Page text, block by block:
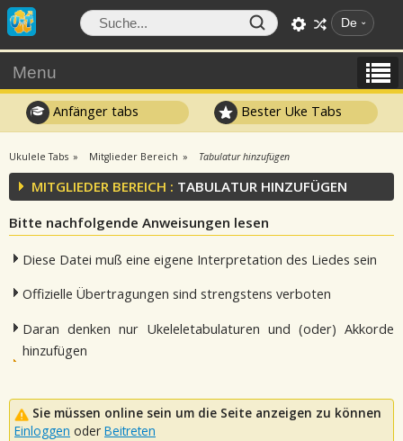
De
Menu
Anfänger tabs Bester Uke Tabs
Ukulele Tabs Mitglieder Bereich Tabulatur hinzufügen
MITGLIEDER BEREICH : TABULATUR HINZUFÜGEN
Bitte nachfolgende Anweisungen lesen
Diese Datei muß eine eigene Interpretation des Liedes sein
Offizielle Übertragungen sind strengstens verboten
Daran denken nur Ukeleletabulaturen und (oder) Akkorde
hinzufügen
Sie müssen online sein um die Seite anzeigen zu können
Einloggen oder Beitreten